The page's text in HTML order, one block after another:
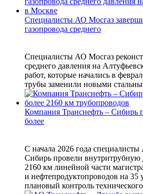
Специалисты АО Мосгаз
газопровода среднего
Специалисты АО Мосгаз
среднего давления на
работ, которые начались в
трубы заменили новыми
Компания Транснефть – Сибирь
более
С начала 2026 года
Сибирь провели внутритрубную
2160 км линейной части
и нефтепродуктопроводов на 35
плановый контроль